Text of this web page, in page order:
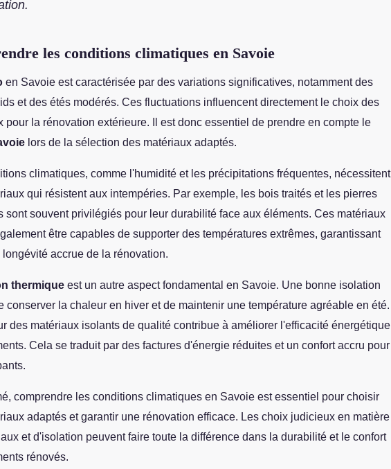
les conditions climatiques en Savoie
en Savoie est caractérisée par des variations significatives, notamment des
et des étés modérés. Ces fluctuations influencent directement le choix des
pour la rénovation extérieure. Il est donc essentiel de prendre en compte le
lors de la sélection des matériaux adaptés.
climatiques, comme l'humidité et les précipitations fréquentes, nécessitent
qui résistent aux intempéries. Par exemple, les bois traités et les pierres
sont souvent privilégiés pour leur durabilité face aux éléments. Ces matériaux
être capables de supporter des températures extrêmes, garantissant
accrue de la rénovation.
thermique est un autre aspect fondamental en Savoie. Une bonne isolation
conserver la chaleur en hiver et de maintenir une température agréable en été.
des matériaux isolants de qualité contribue à améliorer l'efficacité énergétique
Cela se traduit par des factures d'énergie réduites et un confort accru pour
comprendre les conditions climatiques en Savoie est essentiel pour choisir
adaptés et garantir une rénovation efficace. Les choix judicieux en matière
et d'isolation peuvent faire toute la différence dans la durabilité et le confort
rénovés.